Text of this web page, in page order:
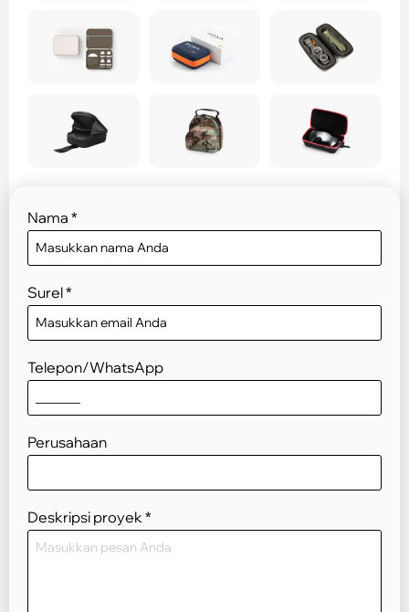
Nama *
Surel*
Telepon/WhatsApp
Perusahaan
Deskripsi proyek*